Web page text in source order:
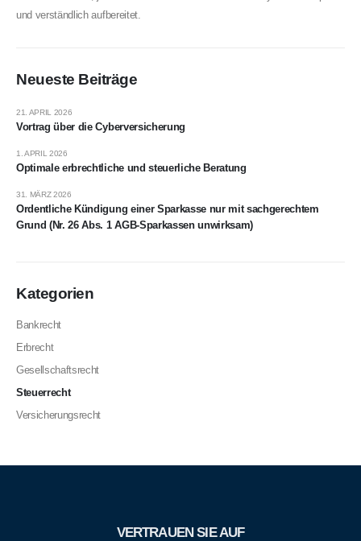
und verständlich aufbereitet.
Neueste Beiträge
Vortrag über die Cyberversicherung
21. APRIL 2026
Optimale erbrechtliche und steuerliche Beratung
1. APRIL 2026
Ordentliche Kündigung einer Sparkasse nur mit sachgerechtem
Grund (Nr. 26 Abs. 1 AGB-Sparkassen unwirksam)
31. MÄRZ 2026
Kategorien
Bankrecht
Erbrecht
Gesellschaftsrecht
Steuerrecht
Versicherungsrecht
VERTRAUEN SIE AUF